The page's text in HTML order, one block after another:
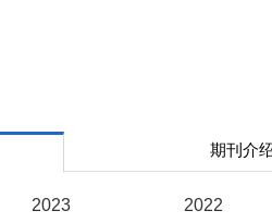
期刊介
2023 2022